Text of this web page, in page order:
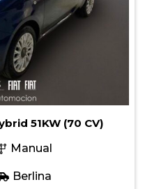
51KW (70 CV)
Manual
Berlina